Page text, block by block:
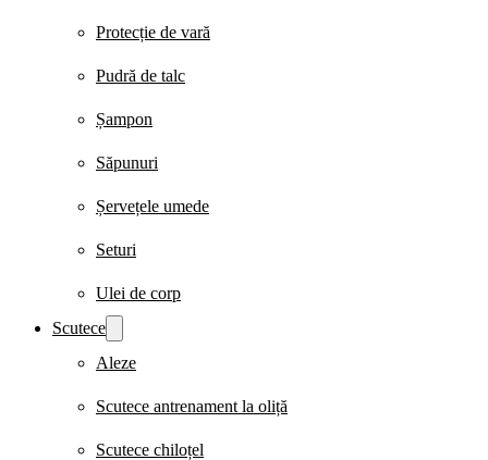
Protecție de vară
Pudră de talc
Șampon
Săpunuri
Șervețele umede
Seturi
Ulei de corp
Scutece
Aleze
Scutece antrenament la oliță
Scutece chiloțel